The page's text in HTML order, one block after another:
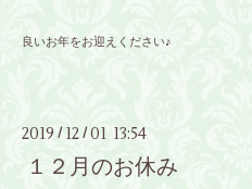
良いお年をお迎えください♪
2019 / 12 /01 13:54
１２月のお休み